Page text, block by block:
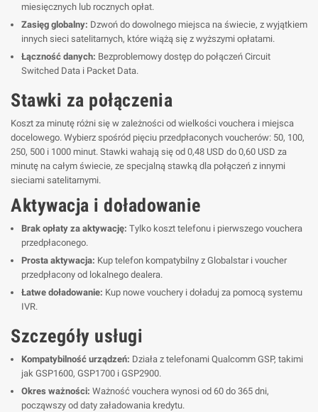
miesięcznych lub rocznych opłat.
Zasięg globalny: Dzwoń do dowolnego miejsca na świecie, z wyjątkiem
innych sieci satelitarnych, które wiążą się z wyższymi opłatami.
Łączność danych: Bezproblemowy dostęp do połączeń Circuit
Switched Data i Packet Data.
Stawki za połączenia
Koszt za minutę różni się w zależności od wielkości vouchera i miejsca
docelowego. Wybierz spośród pięciu przedpłaconych voucherów: 50, 100,
250, 500 i 1000 minut. Stawki wahają się od 0,48 USD do 0,60 USD za
minutę na całym świecie, ze specjalną stawką dla połączeń z innymi
sieciami satelitarnymi.
Aktywacja i doładowanie
Brak opłaty za aktywację: Tylko koszt telefonu i pierwszego vouchera
przedpłaconego.
Prosta aktywacja: Kup telefon kompatybilny z Globalstar i voucher
przedpłacony od lokalnego dealera.
Łatwe doładowanie: Kup nowe vouchery i doładuj za pomocą systemu
IVR.
Szczegóły usługi
Kompatybilność urządzeń: Działa z telefonami Qualcomm GSP, takimi
jak GSP1600, GSP1700 i GSP2900.
Okres ważności: Ważność vouchera wynosi od 60 do 365 dni,
począwszy od daty załadowania kredytu.